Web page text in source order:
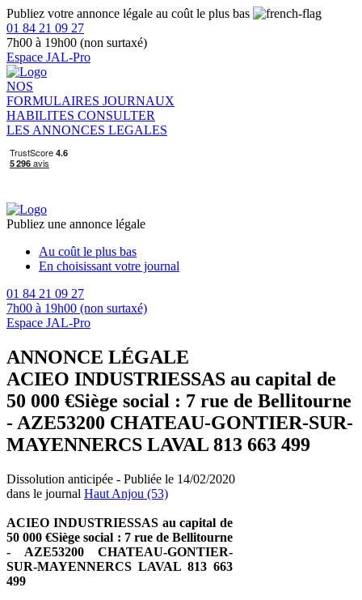
Publiez votre annonce légale au coût le plus bas
01 84 21 09 27
7h00 à 19h00 (non surtaxé)
Espace JAL-Pro
NOS
FORMULAIRES JOURNAUX
HABILITES CONSULTER
LES ANNONCES LEGALES
Publiez une annonce légale
Au coût le plus bas
En choisissant votre journal
01 84 21 09 27
7h00 à 19h00 (non surtaxé)
Espace JAL-Pro
ANNONCE LÉGALE
ACIEO INDUSTRIESSAS au capital de
50 000 €Siège social : 7 rue de Bellitourne
- AZE53200 CHATEAU-GONTIER-SUR-
MAYENNERCS LAVAL 813 663 499
Dissolution anticipée - Publiée le 14/02/2020
dans le journal Haut Anjou (53)
ACIEO INDUSTRIESSAS au capital de
50 000 €Siège social : 7 rue de Bellitourne
- AZE53200 CHATEAU-GONTIER-
SUR-MAYENNERCS LAVAL 813 663
499